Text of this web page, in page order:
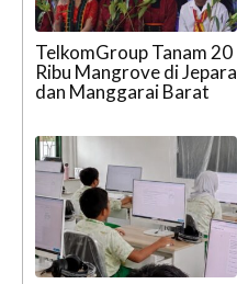
TelkomGroup Tanam 20
Ribu Mangrove di Jepara
dan Manggarai Barat